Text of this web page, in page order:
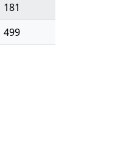
181
499